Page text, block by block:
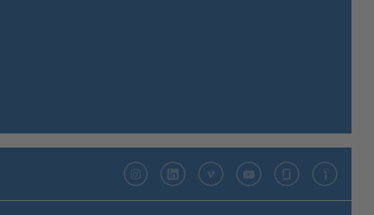
InstagramLinkedIn Vimeo YouTube GlassdoorIndeed